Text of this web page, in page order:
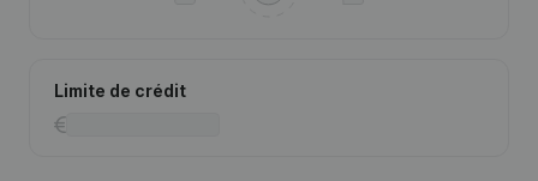
Limite de crédit